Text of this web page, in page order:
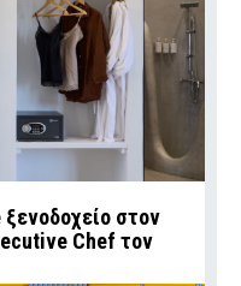
στον
Chef τον